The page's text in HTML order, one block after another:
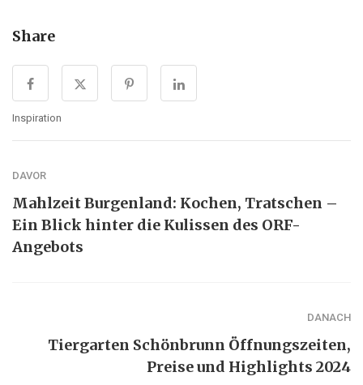
Share
Inspiration
DAVOR
Mahlzeit Burgenland: Kochen, Tratschen –
Ein Blick hinter die Kulissen des ORF-
Angebots
DANACH
Tiergarten Schönbrunn Öffnungszeiten,
Preise und Highlights 2024